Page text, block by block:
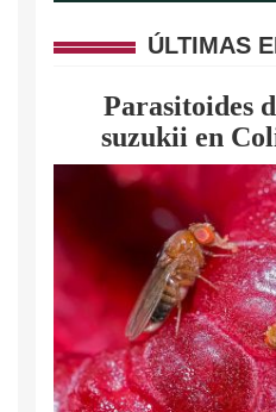
ÚLTIMAS
Parasitoides
suzukii en